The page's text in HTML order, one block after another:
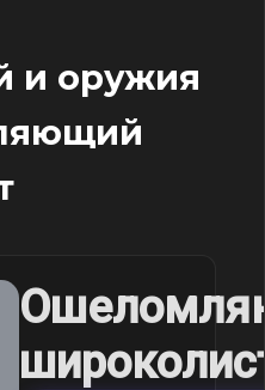
и оружия